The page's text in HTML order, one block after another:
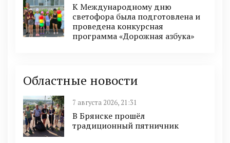
К Международному дню
светофора была подготовлена и
проведена конкурсная
программа «Дорожная азбука»
Областные новости
7 августа 2026, 21:31
В Брянске прошёл
традиционный пятничник